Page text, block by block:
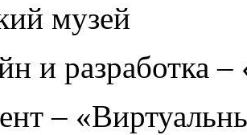
музей
и разработка
–